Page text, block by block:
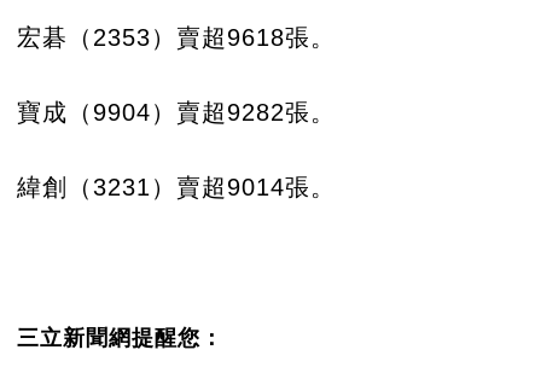
宏碁（2353）賣超9618張。
寶成（9904）賣超9282張。
緯創（3231）賣超9014張。
三立新聞網提醒您：